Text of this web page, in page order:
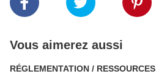
Vous aimerez aussi
RÉGLEMENTATION / RESSOURCES